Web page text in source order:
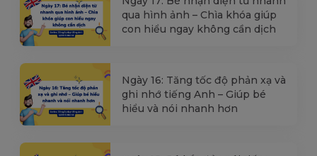
qua hình ảnh – Chìa khóa giúp
con hiểu ngay không cần dịch
Ngày 16: Tăng tốc độ phản xạ và
ghi nhớ tiếng Anh – Giúp bé
hiểu và nói nhanh hơn